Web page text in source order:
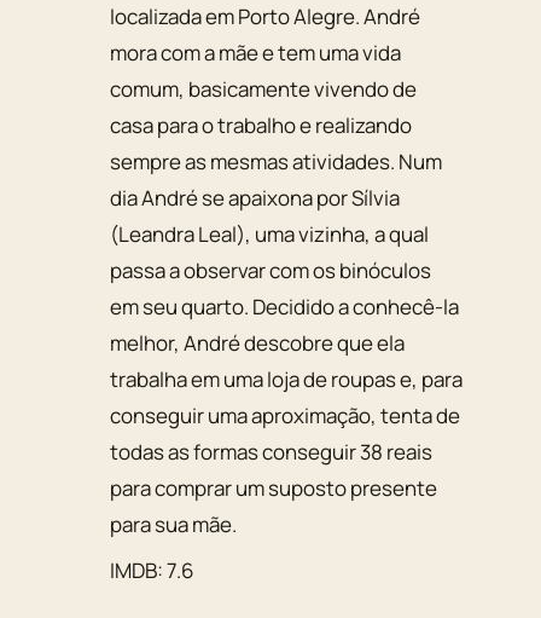
localizada em Porto Alegre. André
mora com a mãe e tem uma vida
comum, basicamente vivendo de
casa para o trabalho e realizando
sempre as mesmas atividades. Num
dia André se apaixona por Sílvia
(Leandra Leal), uma vizinha, a qual
passa a observar com os binóculos
em seu quarto. Decidido a conhecê-la
melhor, André descobre que ela
trabalha em uma loja de roupas e, para
conseguir uma aproximação, tenta de
todas as formas conseguir 38 reais
para comprar um suposto presente
para sua mãe.
IMDB: 7.6